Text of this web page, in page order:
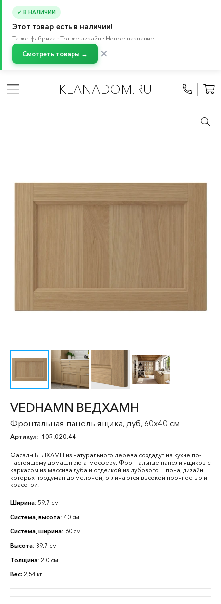
✓ В НАЛИЧИИ
Этот товар есть в наличии!
Та же фабрика · Тот же дизайн · Новое название
Смотреть товары → ✕
IKEANADOM.RU
Модульные кухни МЕТОД
/ Все компоненты МЕТОД
Фасады МЕТОД
VEDHAMN ВЕДХАМН
Фронтальная панель ящика, дуб, 60x40 см
Артикул: 105.020.44
Фасады ВЕДХАМН из натурального дерева создадут на кухне по-
настоящему домашнюю атмосферу. Фронтальные панели ящиков с
каркасом из массива дуба и отделкой из дубового шпона, дизайн
которых продуман до мелочей, отличаются высокой прочностью и
красотой.
Ширина: 59.7 см
Система, высота: 40 см
Система, ширина: 60 см
Высота: 39.7 см
Толщина: 2.0 см
Вес: 2,54 кг